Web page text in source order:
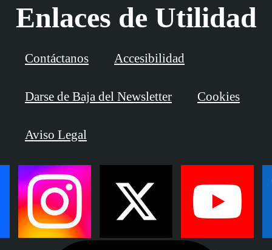
Enlaces de Utilidad
Contáctanos Accesibilidad
Darse de Baja del Newsletter Cookies
Aviso Legal